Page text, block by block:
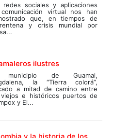
redes sociales y aplicaciones
virtual nos han
que, en tiempos de
y crisis mundial por
ilustres
de Guamal,
la “Tierra colorá”,
a mitad de camino entre
e históricos puertos de
y El...